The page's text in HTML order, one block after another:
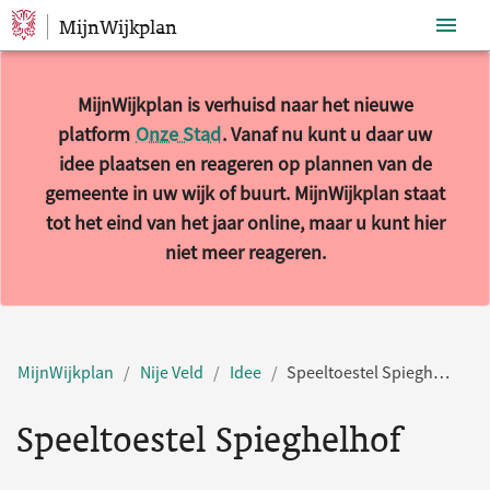
Sla navigatie over
MijnWijkplan
MijnWijkplan is verhuisd naar het nieuwe
platform Onze Stad. Vanaf nu kunt u daar uw
idee plaatsen en reageren op plannen van de
gemeente in uw wijk of buurt. MijnWijkplan staat
tot het eind van het jaar online, maar u kunt hier
niet meer reageren.
MijnWijkplan Nije Veld Idee Speeltoestel Spieghelhof
Speeltoestel Spieghelhof